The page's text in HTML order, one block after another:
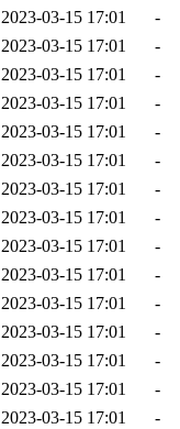
2023-03-15 17:01
-
2023-03-15 17:01
-
2023-03-15 17:01
-
2023-03-15 17:01
-
2023-03-15 17:01
-
2023-03-15 17:01
-
2023-03-15 17:01
-
2023-03-15 17:01
-
2023-03-15 17:01
-
2023-03-15 17:01
-
2023-03-15 17:01
-
2023-03-15 17:01
-
2023-03-15 17:01
-
2023-03-15 17:01
-
2023-03-15 17:01
-